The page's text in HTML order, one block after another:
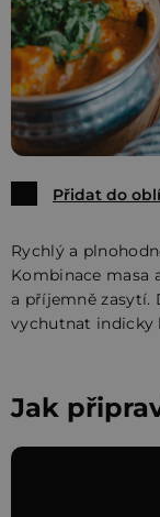
Přidat do
Rychlý a
Kombinace masa
a příjemně zasytí.
vychutnat indicky
Jak